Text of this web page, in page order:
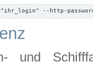
--http-
und